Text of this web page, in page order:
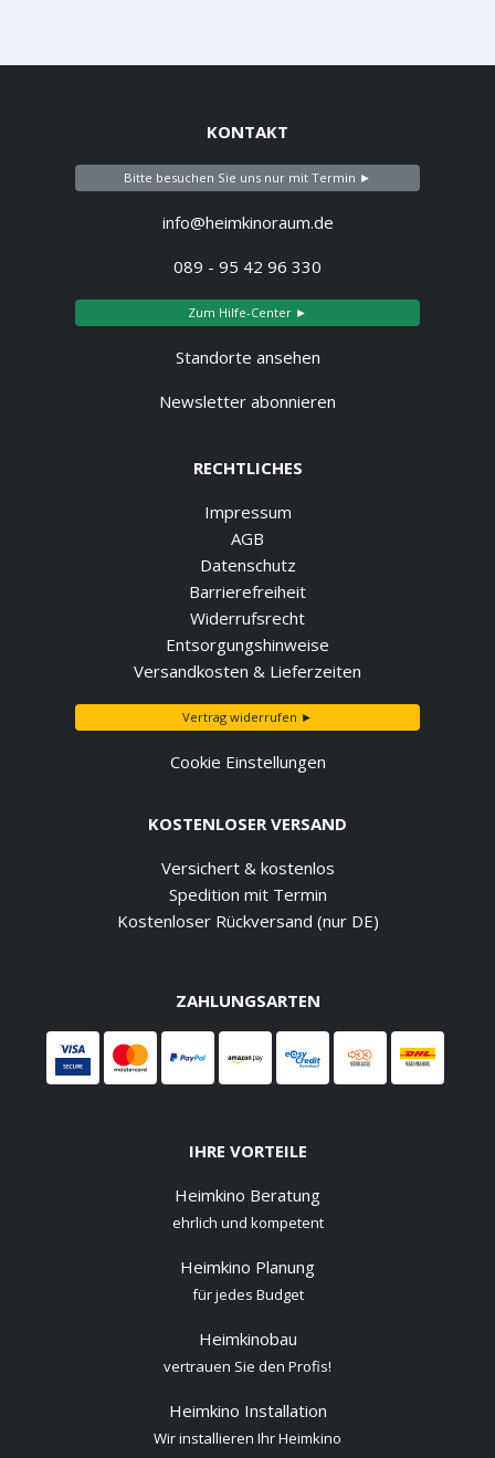
KONTAKT
Bitte besuchen Sie uns nur mit Termin ►
info@heimkinoraum.de
089 - 95 42 96 330
Zum Hilfe-Center ►
Standorte ansehen
Newsletter abonnieren
RECHTLICHES
Impressum
AGB
Datenschutz
Barrierefreiheit
Widerrufsrecht
Entsorgungshinweise
Versandkosten & Lieferzeiten
Vertrag widerrufen ►
Cookie Einstellungen
KOSTENLOSER VERSAND
Versichert & kostenlos
Spedition mit Termin
Kostenloser Rückversand (nur DE)
ZAHLUNGSARTEN
IHRE VORTEILE
Heimkino Beratung
ehrlich und kompetent
Heimkino Planung
für jedes Budget
Heimkinobau
vertrauen Sie den Profis!
Heimkino Installation
Wir installieren Ihr Heimkino